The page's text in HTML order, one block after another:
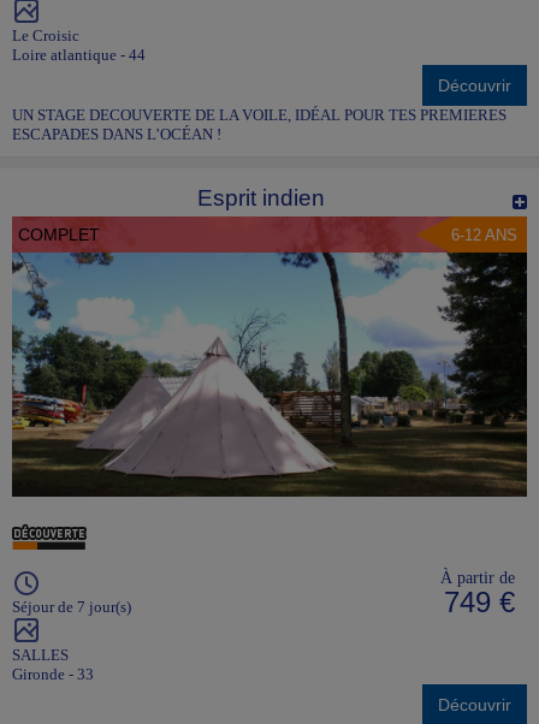
Le Croisic
Loire atlantique - 44
Découvrir
UN STAGE DECOUVERTE DE LA VOILE, IDÉAL POUR TES PREMIERES
ESCAPADES DANS L’OCÉAN !
Esprit indien
COMPLET 6-12 ANS
Séjour de 7 jour(s)
SALLES
Gironde - 33
À partir de
749 €
Découvrir